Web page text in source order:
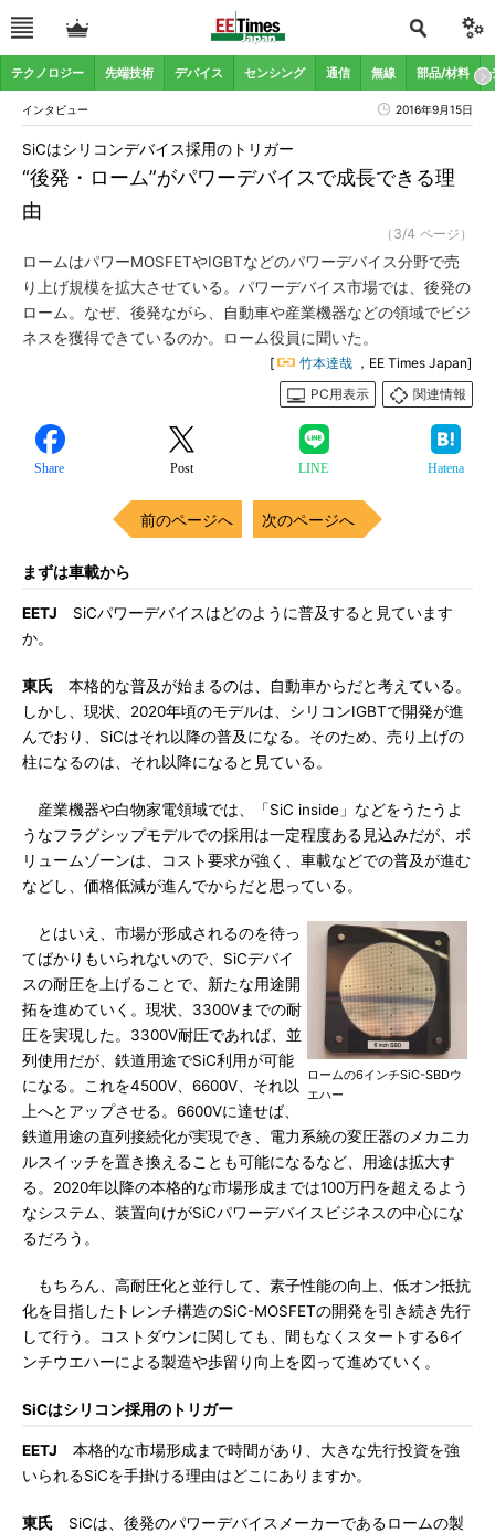
テクノロジー 先端技術 デバイス センシング 通信 無線 部品/材料
インタビュー 2016年9月15日
“後発・ローム”がパワーデバイスで成長できる理
由
SiCはシリコンデバイス採用のトリガー
（3/4 ページ）
ロームはパワーMOSFETやIGBTなどのパワーデバイス分野で売
り上げ規模を拡大させている。パワーデバイス市場では、後発の
ローム。なぜ、後発ながら、自動車や産業機器などの領域でビジ
ネスを獲得できているのか。ローム役員に聞いた。
[ 竹本達哉 ，EE Times Japan]
PC用表示
関連情報
Share Post LINE Hatena
前のページへ 次のページへ
まずは車載から
EETJ SiCパワーデバイスはどのように普及すると見ています
か。
東氏 本格的な普及が始まるのは、自動車からだと考えている。
しかし、現状、2020年頃のモデルは、シリコンIGBTで開発が進
んでおり、SiCはそれ以降の普及になる。そのため、売り上げの
柱になるのは、それ以降になると見ている。
産業機器や白物家電領域では、「SiC inside」などをうたうよ
うなフラグシップモデルでの採用は一定程度ある見込みだが、ボ
リュームゾーンは、コスト要求が強く、車載などでの普及が進む
などし、価格低減が進んでからだと思っている。
ロームの6インチSiC-SBDウ
エハー
とはいえ、市場が形成されるのを待っ
てばかりもいられないので、SiCデバイ
スの耐圧を上げることで、新たな用途開
拓を進めていく。現状、3300Vまでの耐
圧を実現した。3300V耐圧であれば、並
列使用だが、鉄道用途でSiC利用が可能
になる。これを4500V、6600V、それ以
上へとアップさせる。6600Vに達せば、
鉄道用途の直列接続化が実現でき、電力系統の変圧器のメカニカ
ルスイッチを置き換えることも可能になるなど、用途は拡大す
る。2020年以降の本格的な市場形成までは100万円を超えるよう
なシステム、装置向けがSiCパワーデバイスビジネスの中心にな
るだろう。
もちろん、高耐圧化と並行して、素子性能の向上、低オン抵抗
化を目指したトレンチ構造のSiC-MOSFETの開発を引き続き先行
して行う。コストダウンに関しても、間もなくスタートする6イ
ンチウエハーによる製造や歩留り向上を図って進めていく。
SiCはシリコン採用のトリガー
EETJ 本格的な市場形成まで時間があり、大きな先行投資を強
いられるSiCを手掛ける理由はどこにありますか。
東氏 SiCは、後発のパワーデバイスメーカーであるロームの製